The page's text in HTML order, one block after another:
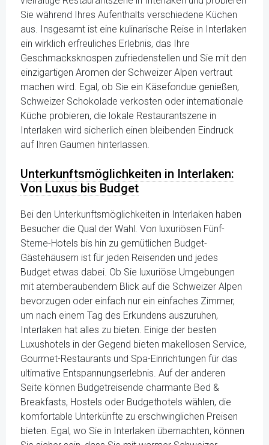
Sie während Ihres Aufenthalts verschiedene Küchen
aus. Insgesamt ist eine kulinarische Reise in Interlaken
ein wirklich erfreuliches Erlebnis, das Ihre
Geschmacksknospen zufriedenstellen und Sie mit den
einzigartigen Aromen der Schweizer Alpen vertraut
machen wird. Egal, ob Sie ein Käsefondue genießen,
Schweizer Schokolade verkosten oder internationale
Küche probieren, die lokale Restaurantszene in
Interlaken wird sicherlich einen bleibenden Eindruck
auf Ihren Gaumen hinterlassen.
Unterkunftsmöglichkeiten in Interlaken:
Von Luxus bis Budget
Bei den Unterkunftsmöglichkeiten in Interlaken haben
Besucher die Qual der Wahl. Von luxuriösen Fünf-
Sterne-Hotels bis hin zu gemütlichen Budget-
Gästehäusern ist für jeden Reisenden und jedes
Budget etwas dabei. Ob Sie luxuriöse Umgebungen
mit atemberaubendem Blick auf die Schweizer Alpen
bevorzugen oder einfach nur ein einfaches Zimmer,
um nach einem Tag des Erkundens auszuruhen,
Interlaken hat alles zu bieten. Einige der besten
Luxushotels in der Gegend bieten makellosen Service,
Gourmet-Restaurants und Spa-Einrichtungen für das
ultimative Entspannungserlebnis. Auf der anderen
Seite können Budgetreisende charmante Bed &
Breakfasts, Hostels oder Budgethotels wählen, die
komfortable Unterkünfte zu erschwinglichen Preisen
bieten. Egal, wo Sie in Interlaken übernachten, können